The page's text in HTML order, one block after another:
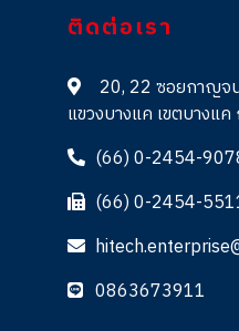
ติดต่อเรา
20, 22 ซอยกาญจ
แขวงบางแค เขตบางแ
(66) 0-2454-
(66) 0-2454-
0863673911